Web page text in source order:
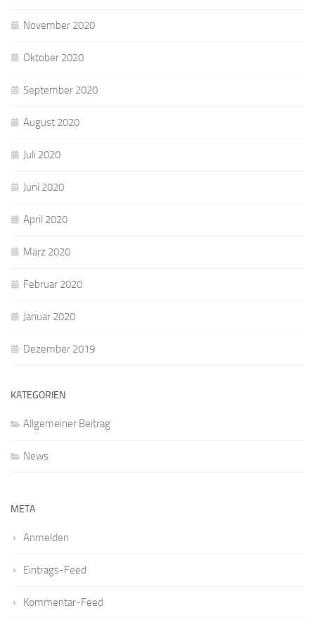
November 2020
Oktober 2020
September 2020
August 2020
Juli 2020
Juni 2020
April 2020
März 2020
Februar 2020
Januar 2020
Dezember 2019
KATEGORIEN
Allgemeiner Beitrag
News
META
Anmelden
Eintrags-Feed
Kommentar-Feed